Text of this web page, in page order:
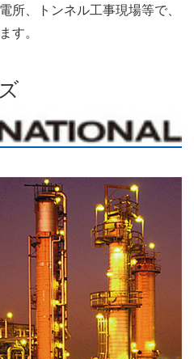
所、トンネル工事現場等で、
す。